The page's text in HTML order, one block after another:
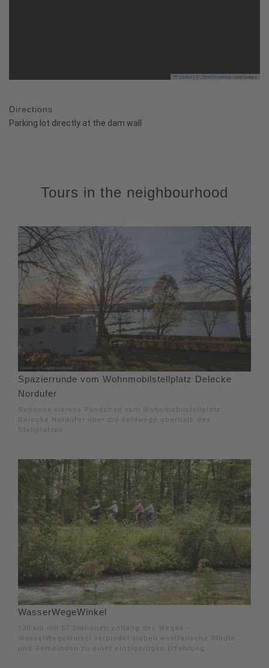
Leaflet OpenStreetMapcontributors
Directions
Parking lot directly at the dam wall
Tours in the neighbourhood
Spazierrunde vom Wohnmobilstellplatz Delecke
Nordufer
Schönes kleines Ründchen vom Wohnmobilstellplatz
Delecke Nordufer über die Feldwege oberhalb des
Stellplatzes.
WasserWegeWinkel
130 km mit 57 Stationen entlang des Weges –
WasserWegeWinkel verbindet sieben westfälische Städte
und Gemeinden zu einer einzigartigen Erfahrung.